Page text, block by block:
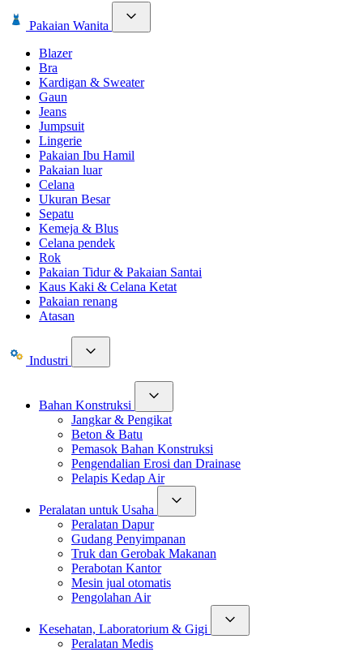
Pakaian Wanita
Blazer
Bra
Kardigan & Sweater
Gaun
Jeans
Jumpsuit
Lingerie
Pakaian Ibu Hamil
Pakaian luar
Celana
Ukuran Besar
Sepatu
Kemeja & Blus
Celana pendek
Rok
Pakaian Tidur & Pakaian Santai
Kaus Kaki & Celana Ketat
Pakaian renang
Atasan
Industri
Bahan Konstruksi
Jangkar & Pengikat
Beton & Batu
Pemasok Bahan Konstruksi
Pengendalian Erosi dan Drainase
Pelapis Kedap Air
Peralatan untuk Usaha
Peralatan Dapur
Gudang Penyimpanan
Truk dan Gerobak Makanan
Perabotan Kantor
Mesin jual otomatis
Pengolahan Air
Kesehatan, Laboratorium & Gigi
Peralatan Medis